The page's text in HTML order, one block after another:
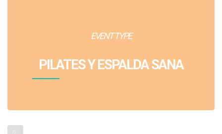
EVENT TYPE
PILATES Y ESPALDA SANA